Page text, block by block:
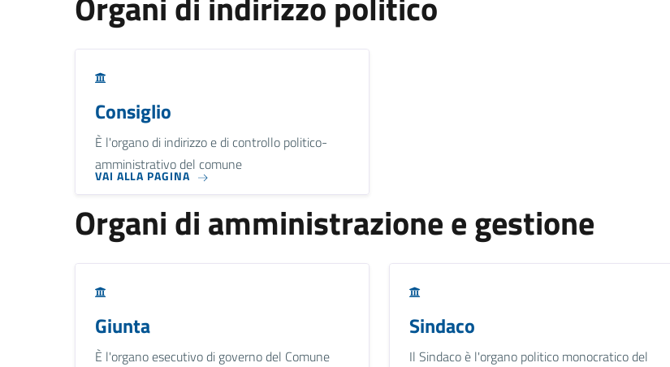
Consiglio
È l'organo di indirizzo e di controllo politico-
amministrativo del comune
VAI ALLA PAGINA
Organi di amministrazione e gestione
Giunta
È l'organo esecutivo di governo del Comune
Sindaco
Il Sindaco è l'organo politico monocratico del